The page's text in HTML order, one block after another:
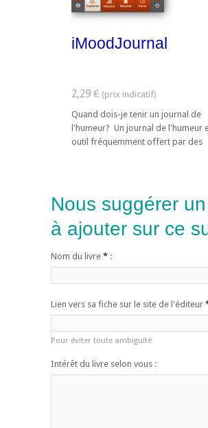
iMoodJournal
2,29 €
Quand dois-je tenir un journal de
l'humeur? Un journal de l'humeur
outil fréquemment offert par des
Nous suggérer
à ajouter sur ce
Nom du livre * :
Lien vers sa fiche sur le site de l'éditeur
Pour éviter toute ambiguïté
Intérêt du livre selon vous :